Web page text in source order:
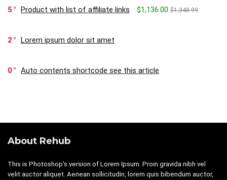
5 Product with list of affiliate links $1,136.00 $1,348.99
2 Lorem ipsum dolor sit amet
0 Auto contents shortcode see this article
About Rehub
This is Photoshop's version of Lorem Ipsum. Proin gravida nibh vel
velit auctor aliquet. Aenean sollicitudin, lorem quis bibendum auctor,